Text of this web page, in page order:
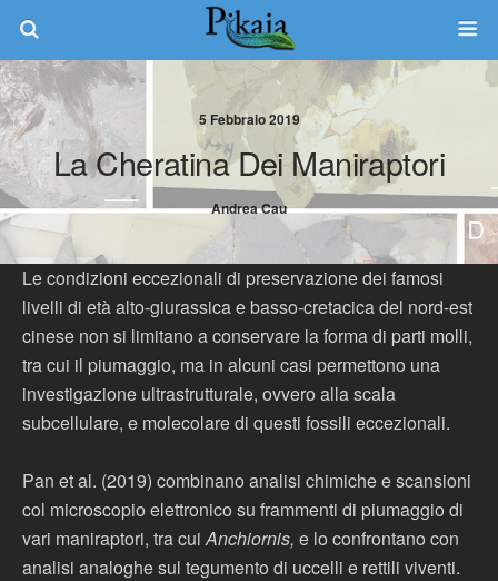
5 Febbraio 2019
La Cheratina Dei Maniraptori
Andrea Cau
Le condizioni eccezionali di preservazione dei famosi
livelli di età alto-giurassica e basso-cretacica del nord-est
cinese non si limitano a conservare la forma di parti molli,
tra cui il piumaggio, ma in alcuni casi permettono una
investigazione ultrastrutturale, ovvero alla scala
subcellulare, e molecolare di questi fossili eccezionali.
Pan et al. (2019) combinano analisi chimiche e scansioni
col microscopio elettronico su frammenti di piumaggio di
vari maniraptori, tra cui Anchiornis, e lo confrontano con
analisi analoghe sul tegumento di uccelli e rettili viventi.